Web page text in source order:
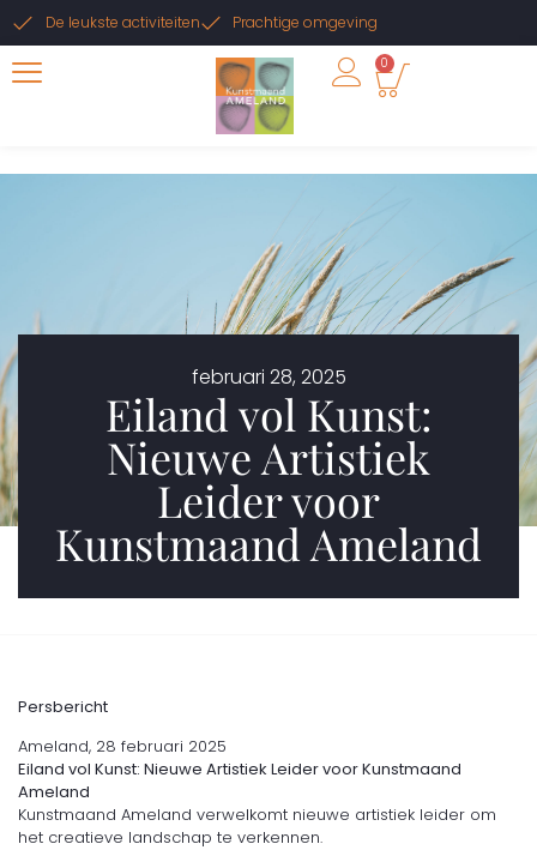
De leukste activiteiten Prachtige omgeving
0
februari 28, 2025
Eiland vol Kunst:
Nieuwe Artistiek
Leider voor
Kunstmaand Ameland
Persbericht
Ameland, 28 februari 2025
Eiland vol Kunst: Nieuwe Artistiek Leider voor Kunstmaand
Ameland
Kunstmaand Ameland verwelkomt nieuwe artistiek leider om
het creatieve landschap te verkennen.